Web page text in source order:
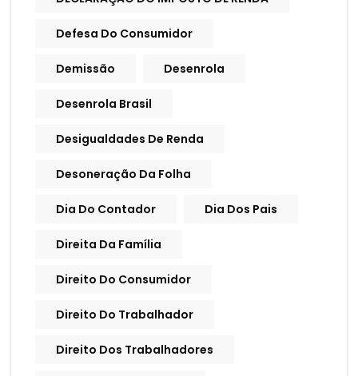
Defesa Do Consumidor
Demissão Desenrola
Desenrola Brasil
Desigualdades De Renda
Desoneração Da Folha
Dia Do Contador Dia Dos Pais
Direita Da Família
Direito Do Consumidor
Direito Do Trabalhador
Direito Dos Trabalhadores